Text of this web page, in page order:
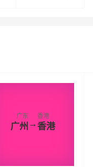
广东
广州 →
香港
香港